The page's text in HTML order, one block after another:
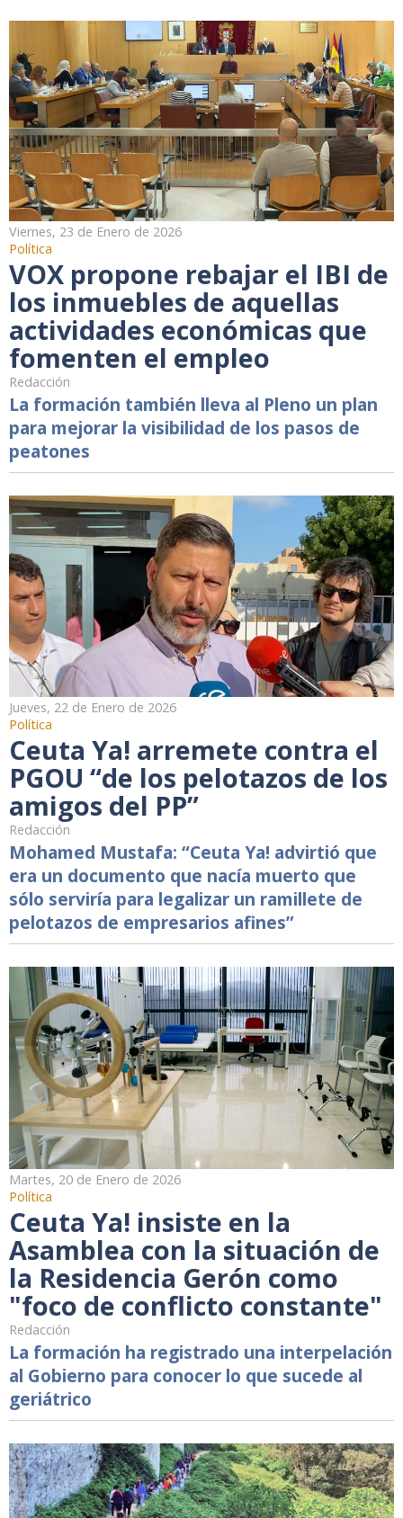
Viernes, 23 de Enero de 2026
Política
VOX propone rebajar el IBI de
los inmuebles de aquellas
actividades económicas que
fomenten el empleo
Redacción
La formación también lleva al Pleno un plan
para mejorar la visibilidad de los pasos de
peatones
Jueves, 22 de Enero de 2026
Política
Ceuta Ya! arremete contra el
PGOU “de los pelotazos de los
amigos del PP”
Redacción
Mohamed Mustafa: “Ceuta Ya! advirtió que
era un documento que nacía muerto que
sólo serviría para legalizar un ramillete de
pelotazos de empresarios afines”
Martes, 20 de Enero de 2026
Política
Ceuta Ya! insiste en la
Asamblea con la situación de
la Residencia Gerón como
"foco de conflicto constante"
Redacción
La formación ha registrado una interpelación
al Gobierno para conocer lo que sucede al
geriátrico